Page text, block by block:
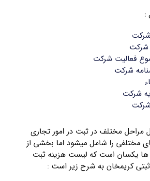
:
شرکت
شرکت
فعالیت شرکت
شرکت
شرکت
مراحل مختلف در ثبت در امور تجاری
مختلفی را شامل میشود اما بخشی از
یکسان است که لیست هزینه ثبت
کریمخان به شرح زیر است :